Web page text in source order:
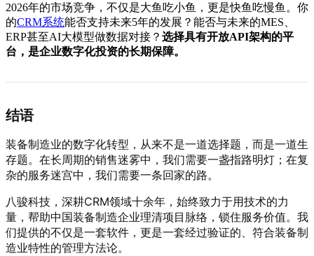
2026年的市场竞争，不仅是大鱼吃小鱼，更是快鱼吃慢鱼。你
的CRM系统能否支持未来5年的发展？能否与未来的MES、
ERP甚至AI大模型做数据对接？ 选择具有开放API架构的平
台，是企业数字化投资的长期保障。
结语
装备制造业的数字化转型，从来不是一道选择题，而是一道生
存题。在长周期的销售迷雾中，我们需要一盏指路明灯；在复
杂的服务迷宫中，我们需要一条回家的路。
八骏科技，深耕CRM领域十余年，始终致力于用技术的力
量，帮助中国装备制造企业理清项目脉络，锁住服务价值。我
们提供的不仅是一套软件，更是一套经过验证的、符合装备制
造业特性的管理方法论。